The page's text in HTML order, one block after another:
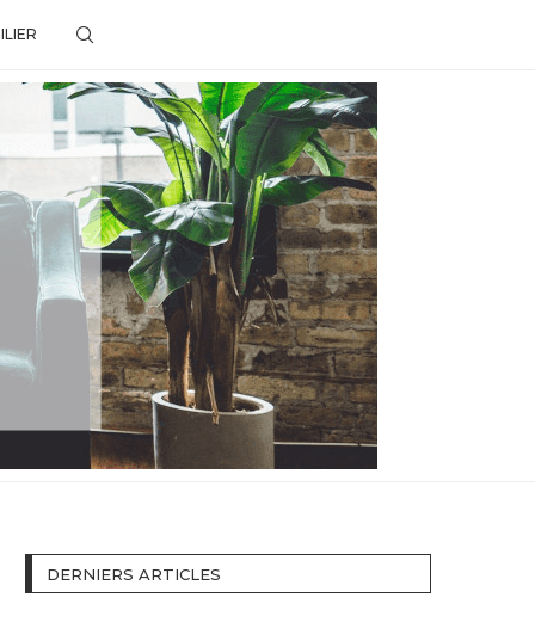
DERNIERS ARTICLES